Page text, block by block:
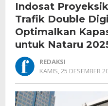
Digit
di
454
Indosat
Trafik Double
Optimalkan
untuk Nataru
REDAKSI
KAMIS, 25 DESEMBER